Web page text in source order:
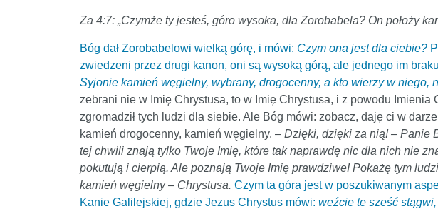
Za 4:7: „Czymże ty jesteś, góro wysoka, dla Zorobabela? On położy
Bóg dał Zorobabelowi wielką górę, i mówi: Czym ona jest dla ciebie?
zwiedzeni przez drugi kanon, oni są wysoką górą, ale jednego im
Syjonie kamień węgielny, wybrany, drogocenny, a kto wierzy w niego,
zebrani nie w Imię Chrystusa, to w Imię Chrystusa, i z powodu
zgromadził tych ludzi dla siebie. Ale Bóg mówi: zobacz, daję ci w
kamień drogocenny, kamień węgielny. – Dzięki, dzięki za nią! – Panie
tej chwili znają tylko Twoje Imię, które tak naprawdę nic dla nich nie
pokutują i cierpią. Ale poznają Twoje Imię prawdziwe! Pokażę tym
kamień węgielny – Chrystusa. Czym ta góra jest w poszukiwanym
Kanie Galilejskiej, gdzie Jezus Chrystus mówi: weźcie te sześć